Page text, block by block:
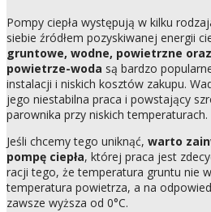
Pompy ciepła występują w kilku
siebie źródłem pozyskiwanej energii
gruntowe, wodne, powietrzne
powietrze-woda są bardzo
instalacji i niskich kosztów zakupu.
jego niestabilna praca i powstający
parownika przy niskich temperaturach.
Jeśli chcemy tego uniknąć, warto
pompę ciepła, której praca jest
racji tego, że temperatura gruntu nie
temperatura powietrza, a na
zawsze wyższa od 0°C.